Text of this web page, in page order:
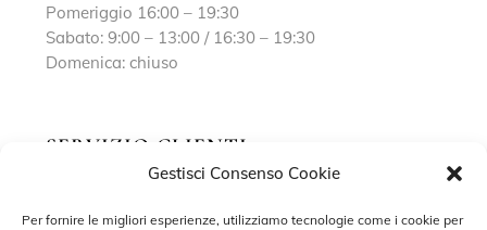
Gestisci Consenso Cookie
Per fornire le migliori esperienze, utilizziamo tecnologie come i cookie per
Pomeriggio 16:00 – 19:30
Sabato: 9:00 – 13:00 / 16:30 – 19:30
Domenica: chiuso
SERVIZIO CLIENTI